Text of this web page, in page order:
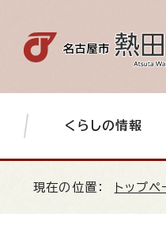
くらしの情報
現在の位置： トップペ